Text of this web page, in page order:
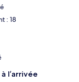
: 18
l’arrivée